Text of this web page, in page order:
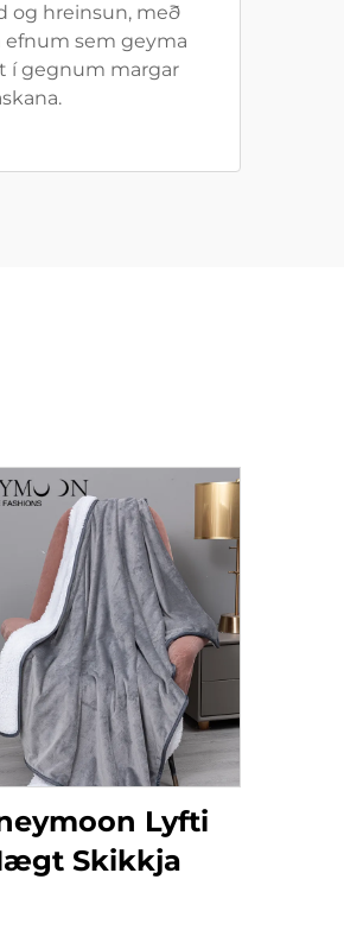
og hreinsun, með
efnum sem geyma
í gegnum margar
Lyfti
Skikkja